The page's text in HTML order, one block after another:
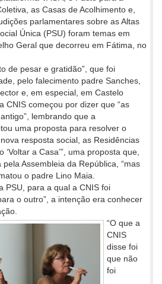
as Casas de Acolhimento e,
parlamentares sobre as Altas
Única (PSU) foram temas em
Geral que decorreu em Fátima, no
de pesar e gratidão”, que foi
pelo falecimento padre Sanches,
e, em especial, em Castelo
CNIS começou por dizer que “as
lembrando que a
uma proposta para resolver o
resposta social, as Residências
a Casa’”, uma proposta que,
Assembleia da República, “mas
o padre Lino Maia.
PSU, para a qual a CNIS foi
o outro”, a intenção era conhecer
“O que a
CNIS
disse foi
que não
foi